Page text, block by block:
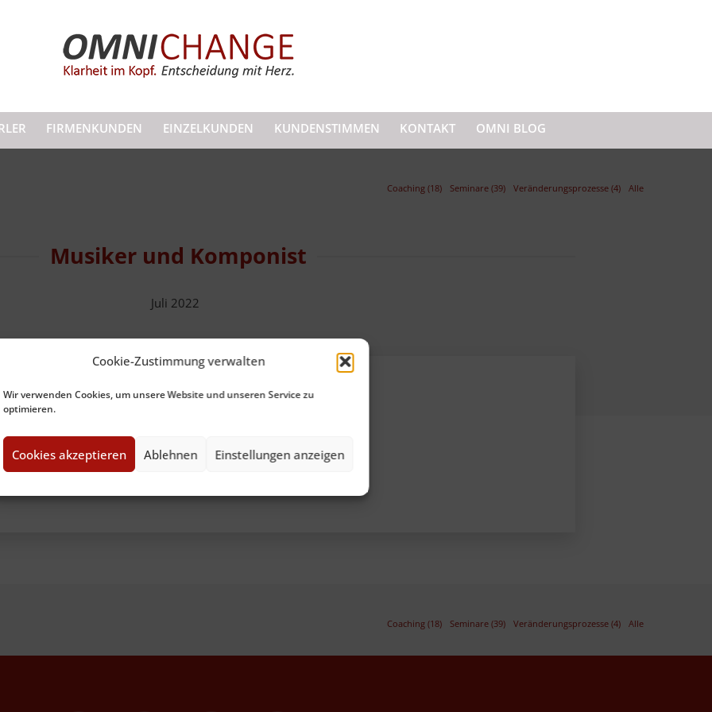
Cookie-Zustimmung verwalten
Wir verwenden Cookies, um unsere Website und unseren Service zu
optimieren.
Cookies akzeptieren Ablehnen Einstellungen anzeigen
FIRMENKUNDEN EINZELKUNDEN KUNDENSTIMMEN KONTAKT OMNI BLOG
Coaching (18) Seminare (39) Veränderungsprozesse (4) Alle
Musiker und Komponist
Juli 2022
Gerne wieder.“
Coaching (18) Seminare (39) Veränderungsprozesse (4) Alle